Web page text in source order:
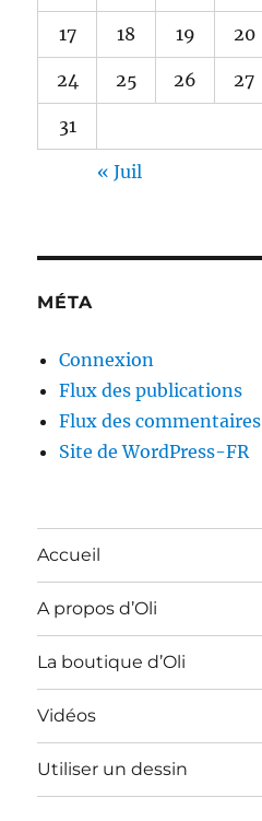
17 18 19 20
24 25 26 27
31
« Juil
MÉTA
Connexion
Flux des publications
Flux des commentaires
Site de WordPress-FR
Accueil
A propos d’Oli
La boutique d’Oli
Vidéos
Utiliser un dessin